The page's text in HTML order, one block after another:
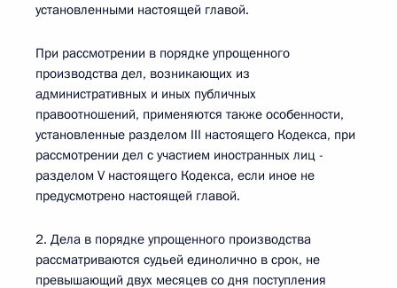
установленными настоящей главой.
При рассмотрении в порядке упрощенного
производства дел, возникающих из
административных и иных публичных
правоотношений, применяются также особенности,
установленные разделом III настоящего Кодекса, при
рассмотрении дел с участием иностранных лиц -
разделом V настоящего Кодекса, если иное не
предусмотрено настоящей главой.
2. Дела в порядке упрощенного производства
рассматриваются судьей единолично в срок, не
превышающий двух месяцев со дня поступления